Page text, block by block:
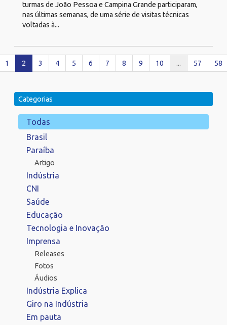
turmas de João Pessoa e Campina Grande participaram,
nas últimas semanas, de uma série de visitas técnicas
voltadas à...
1 2 3 4 5 6 7 8 9 10 ... 57 58
Categorias
Todas
Brasil
Paraíba
Artigo
Indústria
CNI
Saúde
Educação
Tecnologia e Inovação
Imprensa
Releases
Fotos
Áudios
Indústria Explica
Giro na Indústria
Em pauta